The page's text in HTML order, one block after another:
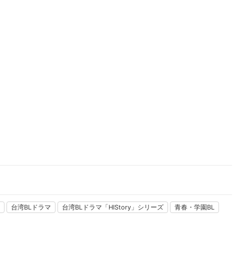
台湾BLドラマ 台湾BLドラマ「HIStory」シリーズ
青春・学園BL